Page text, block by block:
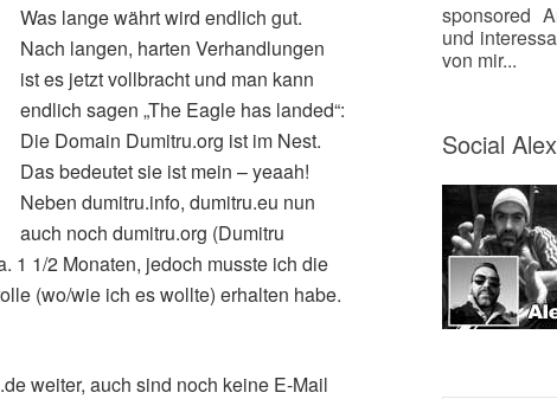
Was lange währt wird endlich gut.
Nach langen, harten Verhandlungen
ist es jetzt vollbracht und man kann
endlich sagen „The Eagle has landed“:
Die Domain Dumitru.org ist im Nest.
Das bedeutet sie ist mein – yeaah!
Neben dumitru.info, dumitru.eu nun
auch noch dumitru.org (Dumitru
1 1/2 Monaten, jedoch musste ich die
(wo/wie ich es wollte) erhalten habe.
weiter, auch sind noch keine E-Mail
sponsored
und
von mir...
Social